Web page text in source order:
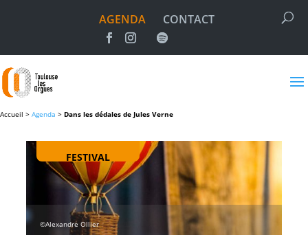
AGENDA CONTACT
Accueil > Agenda > Dans les dédales de Jules Verne
FESTIVAL
©Alexandre Ollier